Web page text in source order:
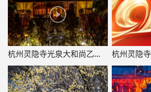
杭州灵隐寺光泉大和尚乙巳春节贺词